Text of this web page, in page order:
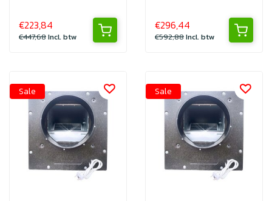
€223,84
€447,68Incl. btw
€296,44
€592,88Incl. btw
Sale Sale